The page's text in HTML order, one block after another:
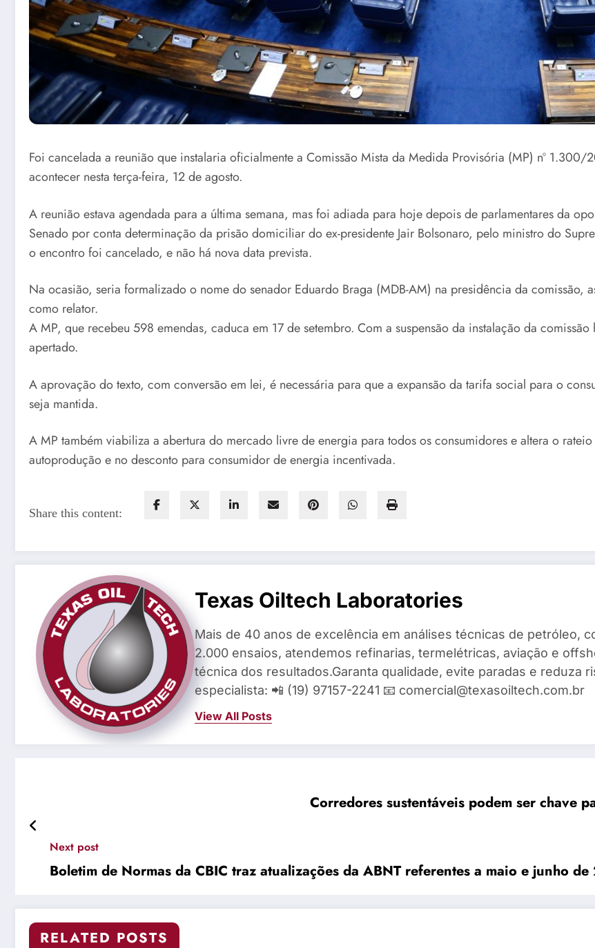
Foi cancelada a reunião que instalaria oficialmente a Comissão Mista da Medida Provisória (MP) nº
acontecer nesta terça-feira, 12 de agosto.
A reunião estava agendada para a última semana, mas foi adiada para hoje depois de parlamentares da
Senado por conta determinação da prisão domiciliar do ex-presidente Jair Bolsonaro, pelo ministro do
o encontro foi cancelado, e não há nova data prevista.
Na ocasião, seria formalizado o nome do senador Eduardo Braga (MDB-AM) na presidência da comissão,
como relator.
A MP, que recebeu 598 emendas, caduca em 17 de setembro. Com a suspensão da instalação da
apertado.
A aprovação do texto, com conversão em lei, é necessária para que a expansão da tarifa social para o
seja mantida.
A MP também viabiliza a abertura do mercado livre de energia para todos os consumidores e altera o
autoprodução e no desconto para consumidor de energia incentivada.
Share this content:
Texas Oiltech Laboratories
Mais de 40 anos de excelência em análises técnicas de petróleo,
2.000 ensaios, atendemos refinarias, termelétricas, aviação e
técnica dos resultados.Garanta qualidade, evite paradas e reduza
especialista: 📲 (19) 97157-2241 📧 comercial@texasoiltech.com.br
View All Posts
Corredores sustentáveis podem ser chave
Next post
Boletim de Normas da CBIC traz atualizações da ABNT referentes a maio e junho
RELATED POSTS